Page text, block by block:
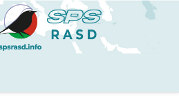
Pasar
al
contenido